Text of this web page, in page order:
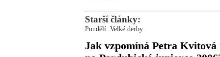
Starší články:
Pondělí: Velké derby
Jak vzpomíná Petra Kvitová